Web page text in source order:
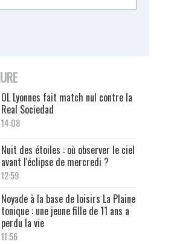
OL Lyonnes fait match nul contre la
Real Sociedad
14:08
Nuit des étoiles : où observer le ciel
avant l'éclipse de mercredi ?
12:59
Noyade à la base de loisirs La Plaine
tonique : une jeune fille de 11 ans a
perdu la vie
11:56